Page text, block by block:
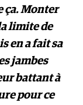
ça. Monter
limite de
en a fait sa
jambes
battant à
pour ce